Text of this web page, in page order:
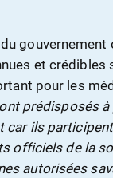
gouvernement
et
pour les
prédisposés
car ils
officiels de la
autorisées